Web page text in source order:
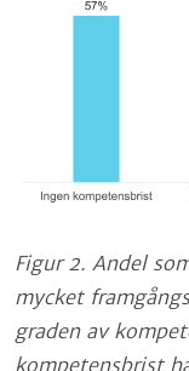
Figur 2. Andel
mycket
graden av
kompetensbrist